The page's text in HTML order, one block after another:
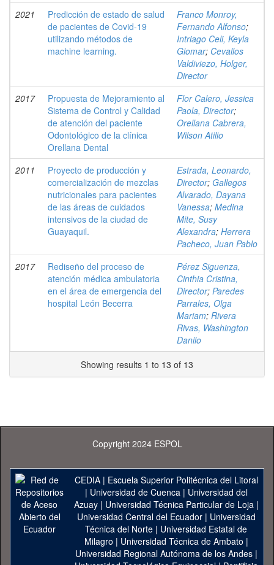
2021
Predicción de estado de salud
de pacientes de Covid-19
utilizando métodos de
machine learning.
Franco Monroy,
Fernando Alfonso;
Intriago Celi, Keyla
Giomar; Cevallos
Valdiviezo, Holger,
Director
2017
Propuesta de Mejoramiento al
Sistema de Control y Calidad
de atención del paciente
Odontológico de la clínica
Orellana Dental
Flor Calero, Jessica
Paola, Director;
Orellana Cabrera,
Wilson Atilio
2011
Proyecto de producción y
comercialización de mezclas
nutricionales para pacientes
de las áreas de cuidados
intensivos de la ciudad de
Guayaquil.
Estrada, Leonardo,
Director; Gallegos
Alvarado, Dayana
Vanessa; Medina
Mite, Susy
Alexandra; Herrera
Pacheco, Juan Pablo
2017
Rediseño del proceso de
atención médica ambulatoria
en el área de emergencia del
hospital León Becerra
Pérez Siguenza,
Cinthia Cristina,
Director; Paredes
Parrales, Olga
Mariam; Rivera
Rivas, Washington
Danilo
Showing results 1 to 13 of 13
Copyright 2024 ESPOL
CEDIA| Escuela Superior Politécnica del Litoral
| Universidad de Cuenca| Universidad del
Azuay| Universidad Técnica Particular de Loja|
Universidad Central del Ecuador| Universidad
Técnica del Norte | Universidad Estatal de
Milagro | Universidad Técnica de Ambato |
Universidad Regional Autónoma de los Andes|